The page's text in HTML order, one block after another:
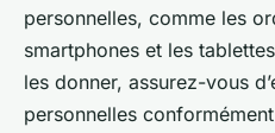
personnelles, comme les
smartphones et les
les donner, assurez-vous
personnelles